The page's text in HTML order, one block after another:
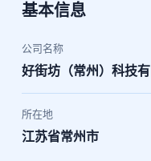
基本信息
公司名称
好街坊（常州）科技
所在地
江苏省常州市